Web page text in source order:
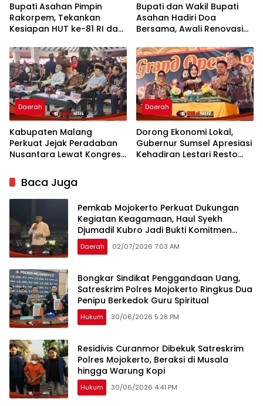
Bupati Asahan Pimpin
Rakorpem, Tekankan
Kesiapan HUT ke-81 RI dan
Prioritas 2027
Bupati dan Wakil Bupati
Asahan Hadiri Doa
Bersama, Awali Renovasi
Daerah
Kabupaten Malang
Perkuat Jejak Peradaban
Nusantara Lewat Kongres
Daerah
Dorong Ekonomi Lokal,
Gubernur Sumsel Apresiasi
Kehadiran Lestari Resto
Baca Juga
Pemkab Mojokerto Perkuat Dukungan
Kegiatan Keagamaan, Haul Syekh
Djumadil Kubro Jadi Bukti Komitmen
Pemda
Daerah 02/07/2026 7:03 AM
Bongkar Sindikat Penggandaan Uang,
Satreskrim Polres Mojokerto Ringkus Dua
Penipu Berkedok Guru Spiritual
Hukum 30/06/2026 5:28 PM
Residivis Curanmor Dibekuk Satreskrim
Polres Mojokerto, Beraksi di Musala
hingga Warung Kopi
Hukum 30/06/2026 4:41 PM